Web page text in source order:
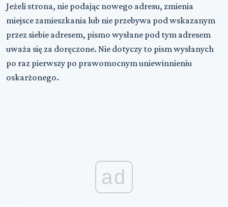
Jeżeli strona, nie podając nowego adresu, zmienia
miejsce zamieszkania lub nie przebywa pod wskazanym
przez siebie adresem, pismo wysłane pod tym adresem
uważa się za doręczone. Nie dotyczy to pism wysłanych
po raz pierwszy po prawomocnym uniewinnieniu
oskarżonego.
ad